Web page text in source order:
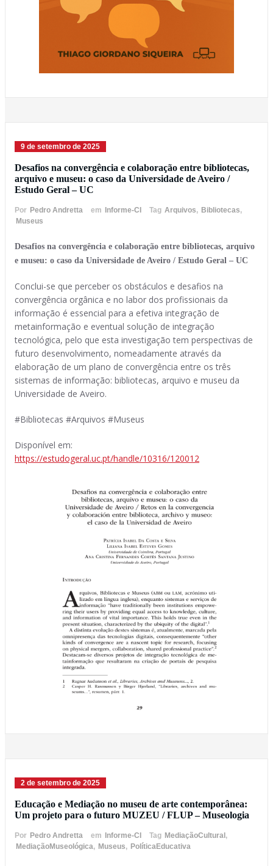
9 de setembro de 2025
Desafios na convergência e colaboração entre bibliotecas,
arquivo e museu: o caso da Universidade de Aveiro /
Estudo Geral – UC
Por Pedro Andretta em Informe-CI Tag Arquivos, Bibliotecas,
Museus
Desafios na convergência e colaboração entre bibliotecas, arquivo
e museu: o caso da Universidade de Aveiro / Estudo Geral – UC
Conclui-se que perceber os obstáculos e desafios na
convergência orgânica e no labor dos profissionais da
informação é essencial para a efetiva integração de
metainformação e eventual solução de integração
tecnológica, pelo que esta investigação tem perspectivas de
futuro desenvolvimento, nomeadamente através da
elaboração de um plano de convergência entre os três
sistemas de informação: bibliotecas, arquivo e museu da
Universidade de Aveiro.
#Bibliotecas #Arquivos #Museus
Disponível em:
https://estudogeral.uc.pt/handle/10316/120012
2 de setembro de 2025
Educação e Mediação no museu de arte contemporânea:
Um projeto para o futuro MUZEU / FLUP – Museologia
Por Pedro Andretta em Informe-CI Tag MediaçãoCultural,
MediaçãoMuseológica, Museus, PolíticaEducativa